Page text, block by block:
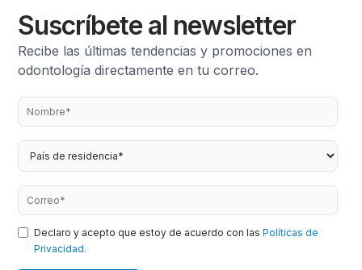
Suscríbete al newsletter
Recibe las últimas tendencias y promociones en
odontología directamente en tu correo.
Declaro y acepto que estoy de acuerdo con lasPolíticas de
Privacidad.